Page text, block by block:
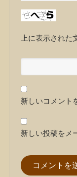
上に表示された
新しいコメント
新しい投稿をメ